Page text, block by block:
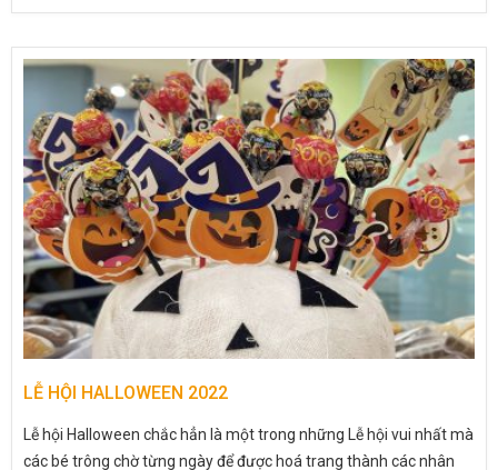
LỄ HỘI HALLOWEEN 2022
Lễ hội Halloween chắc hẳn là một trong những Lễ hội vui nhất mà
các bé trông chờ từng ngày để được hoá trang thành các nhân